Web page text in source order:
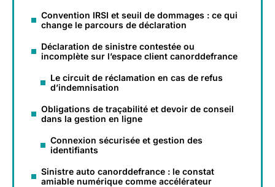
Convention IRSI et seuil de dommages : ce qui
change le parcours de déclaration
Déclaration de sinistre contestée ou
incomplète sur l’espace client canorddefrance
Le circuit de réclamation en cas de refus
d’indemnisation
Obligations de traçabilité et devoir de conseil
dans la gestion en ligne
Connexion sécurisée et gestion des
identifiants
Sinistre auto canorddefrance : le constat
amiable numérique comme accélérateur